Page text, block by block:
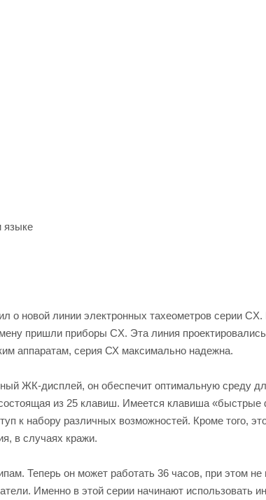
языке
о новой линии электронных тахеометров серии
пришли приборы CX. Эта линия
аппаратам, серия СХ максимально надежна.
ЖК-дисплей, он обеспечит оптимальную среду
из 25 клавиш. Имеется клавиша «быстрые
к набору различных возможностей. Кроме того,
в случаях кражи.
Теперь он может работать 36 часов, при этом
Именно в этой серии начинают использовать